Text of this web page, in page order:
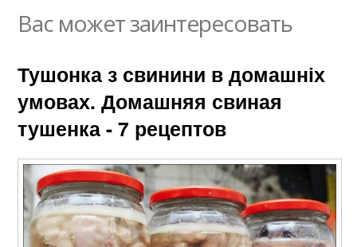
Вас может заинтересовать
Тушонка з свинини в домашніх
умовах. Домашняя свиная
тушенка - 7 рецептов